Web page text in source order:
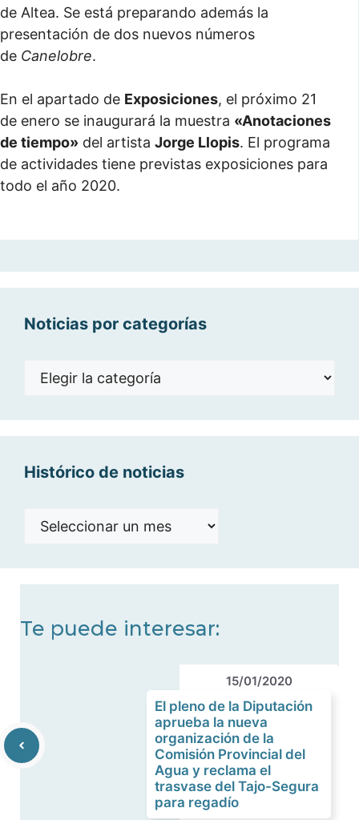
de Altea. Se está preparando además la
presentación de dos nuevos números
de Canelobre.
En el apartado de Exposiciones, el próximo 21
de enero se inaugurará la muestra «Anotaciones
de tiempo» del artista Jorge Llopis. El programa
de actividades tiene previstas exposiciones para
todo el año 2020.
Noticias por categorías
Noticias
Histórico de noticias
Histórico
Te puede interesar:
15/01/2020
El pleno de la Diputación
aprueba la nueva
organización de la
Comisión Provincial del
Agua y reclama el
trasvase del Tajo-Segura
para regadío